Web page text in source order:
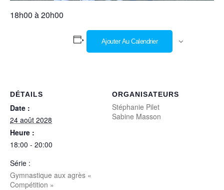
18h00 à 20h00
Ajouter Au Calendrier
DÉTAILS
Date :
24 août 2028
Heure :
18:00 - 20:00
Série :
Gymnastique aux agrès «
Compétition »
ORGANISATEURS
Stéphanie Pilet
Sabine Masson